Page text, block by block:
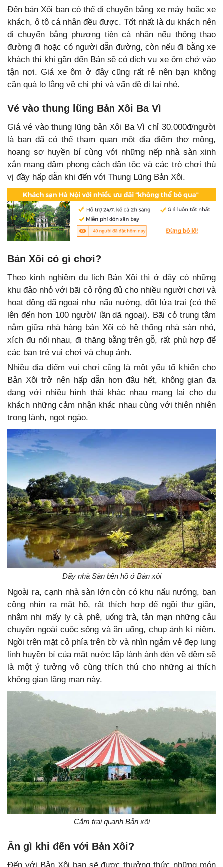
Đến bản Xôi bạn có thể di chuyển bằng xe máy hoặc xe
khách, ô tô cá nhân đều được. Tốt nhất là du khách nên
di chuyển bằng phương tiện cá nhân nếu thông thạo
đường đi hoặc có người dẫn đường, còn nếu đi bằng xe
khách thì khi gần đến Bản sẽ có dịch vụ xe ôm chở vào
tận nơi. Giá xe ôm ở đây cũng rất rẻ nên bạn không
cần quá lo lắng về chi phí và vấn đề đi lại nhé.
Vé vào thung lũng Bản Xôi Ba Vì
Giá vé vào thung lũng bản Xôi Ba Vì chỉ 30.000đ/người
là bạn đã có thể tham quan một địa điểm thơ mộng,
hoang sơ huyền bí cùng với những nếp nhà sàn xinh
xắn mang đậm phong cách dân tộc và các trò chơi thú
vị đầy hấp dẫn khi đến với Thung Lũng Bản Xôi.
Bản Xôi có gì chơi?
Theo kinh nghiệm du lịch Bản Xôi thì ở đây có những
khu đảo nhỏ với bãi cỏ rộng đủ cho nhiều người chơi và
hoạt động dã ngoại như nấu nướng, đốt lửa trại (có thể
lên đến hơn 100 người/ lần dã ngoại). Bãi cỏ trung tâm
nằm giữa nhà hàng bản Xôi có hệ thống nhà sàn nhỏ,
xích đu nối nhau, đi thăng bằng trên gỗ, rất phù hợp để
các bạn trẻ vui chơi và chụp ảnh.
Nhiều địa điểm vui chơi cũng là một yếu tố khiến cho
Bản Xôi trở nên hấp dẫn hơn đâu hết, không gian đa
dạng với nhiều hình thái khác nhau mang lại cho du
khách những cảm nhận khác nhau cùng với thiên nhiên
trong lành, ngọt ngào.
Dãy nhà Sàn bên hồ ở Bản xôi
Ngoài ra, cạnh nhà sàn lớn còn có khu nấu nướng, ban
công nhìn ra mặt hồ, rất thích hợp để ngồi thư giãn,
nhâm nhi mấy ly cà phê, uống trà, tản mạn những câu
chuyện ngoài cuộc sống và ăn uống, chụp ảnh kỉ niệm.
Ngồi trên mặt cỏ phía trên bờ và nhìn ngắm vẻ đẹp lung
linh huyền bí của mặt nước lấp lánh ánh đèn về đêm sẽ
là một ý tưởng vô cùng thích thú cho những ai thích
không gian lãng mạn này.
Cắm trại quanh Bản xôi
Ăn gì khi đến với Bản Xôi?
Đến với Bản Xôi bạn sẽ được thưởng thức những món